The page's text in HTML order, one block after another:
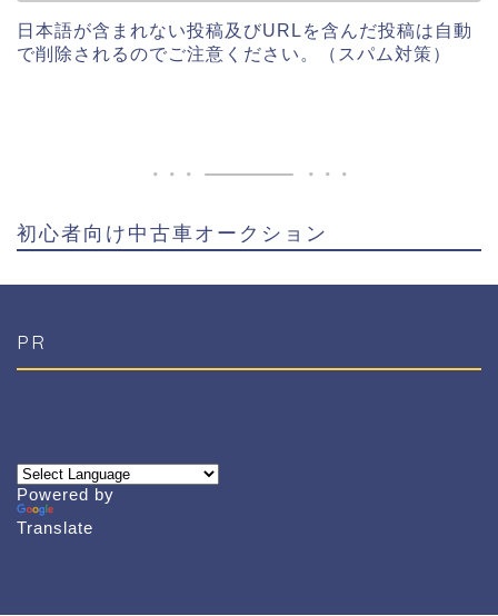
日本語が含まれない投稿及びURLを含んだ投稿は自動
で削除されるのでご注意ください。（スパム対策）
初心者向け中古車オークション
PR
Powered by
Translate